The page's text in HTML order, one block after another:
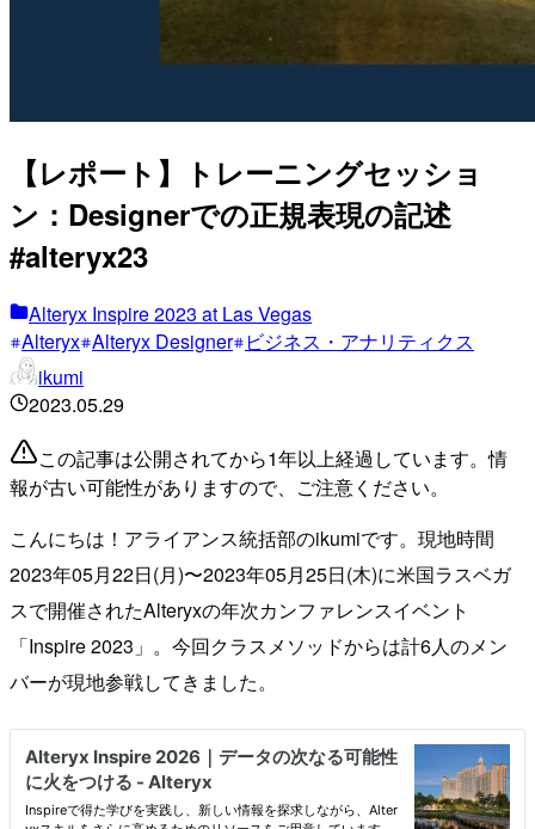
【レポート】トレーニングセッショ
ン：Designerでの正規表現の記述
#alteryx23
Alteryx Inspire 2023 at Las Vegas
Alteryx Alteryx Designer ビジネス・アナリティクス
ikumi
2023.05.29
この記事は公開されてから1年以上経過しています。情
報が古い可能性がありますので、ご注意ください。
こんにちは！アライアンス統括部のikumiです。現地時間
2023年05月22日(月)〜2023年05月25日(木)に米国ラスベガ
スで開催されたAlteryxの年次カンファレンスイベント
「Inspire 2023」。今回クラスメソッドからは計6人のメン
バーが現地参戦してきました。